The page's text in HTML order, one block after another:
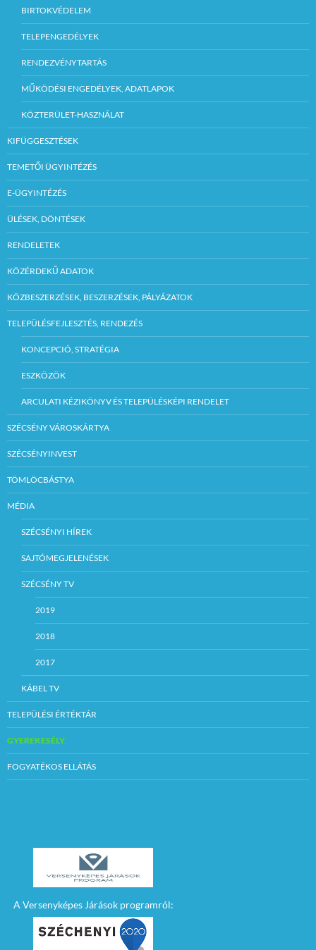
BIRTOKVÉDELEM
TELEPENGEDÉLYEK
RENDEZVÉNYTARTÁS
MŰKÖDÉSI ENGEDÉLYEK, ADATLAPOK
KÖZTERÜLET-HASZNÁLAT
KIFÜGGESZTÉSEK
TEMETŐI ÜGYINTÉZÉS
E-ÜGYINTÉZÉS
ÜLÉSEK, DÖNTÉSEK
RENDELETEK
KÖZÉRDEKŰ ADATOK
KÖZBESZERZÉSEK, BESZERZÉSEK, PÁLYÁZATOK
TELEPÜLÉSFEJLESZTÉS, RENDEZÉS
KONCEPCIÓ, STRATÉGIA
ESZKÖZÖK
ARCULATI KÉZIKÖNYV ÉS TELEPÜLÉSKÉPI RENDELET
SZÉCSÉNY VÁROSKÁRTYA
SZÉCSÉNYINVEST
TÖMLÖCBÁSTYA
MÉDIA
SZÉCSÉNYI HÍREK
SAJTÓMEGJELENÉSEK
SZÉCSÉNY TV
2019
2018
2017
KÁBEL TV
TELEPÜLÉSI ÉRTÉKTÁR
GYEREKESÉLY
FOGYATÉKOS ELLÁTÁS
A Versenyképes Járások programról: